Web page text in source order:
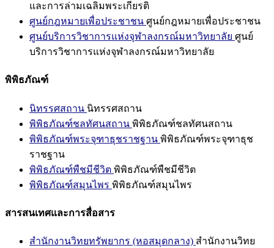
และการล่ามเฉลิมพระเกียรติ
ศูนย์กฎหมายเพื่อประชาชน ศูนย์กฎหมายเพื่อประชาชน
ศูนย์บริการวิชาการแห่งจุฬาลงกรณ์มหาวิทยาลัย ศูนย์
บริการวิชาการแห่งจุฬาลงกรณ์มหาวิทยาลัย
พิพิธภัณฑ์
นิทรรศสถาน นิทรรศสถาน
พิพิธภัณฑ์ชลทัศนสถาน พิพิธภัณฑ์ชลทัศนสถาน
พิพิธภัณฑ์พระจุฑาธุชราชฐาน พิพิธภัณฑ์พระจุฑาธุช
ราชฐาน
พิพิธภัณฑ์พืชมีชีวิต พิพิธภัณฑ์พืชมีชีวิต
พิพิธภัณฑ์สมุนไพร พิพิธภัณฑ์สมุนไพร
สารสนเทศและการสื่อสาร
สำนักงานวิทยทรัพยากร (หอสมุดกลาง) สำนักงานวิทย